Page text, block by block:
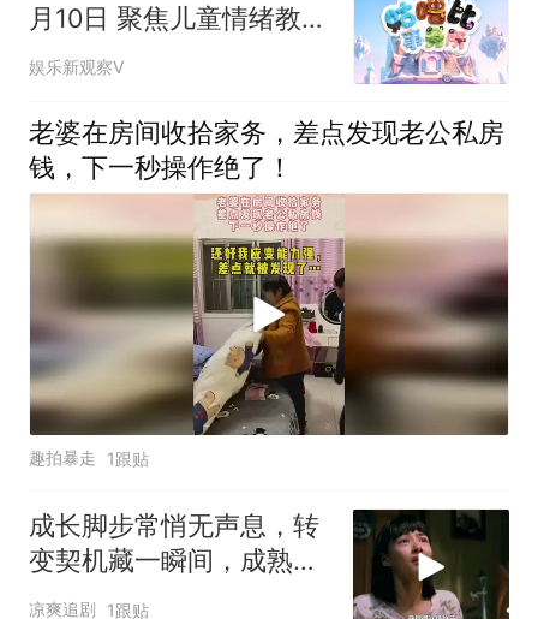
月10日 聚焦儿童情绪教育
助力健康成长
娱乐新观察V
老婆在房间收拾家务，差点发现老公私房
钱，下一秒操作绝了！
趣拍暴走 1跟贴
成长脚步常悄无声息，转
变契机藏一瞬间，成熟蜕
变就在不经意
凉爽追剧 1跟贴